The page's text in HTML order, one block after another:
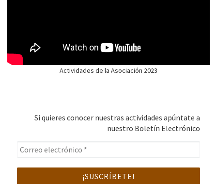
Actividades de la Asociación 2023
Si quieres conocer nuestras actividades apúntate a
nuestro Boletín Electrónico